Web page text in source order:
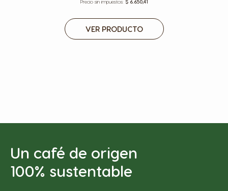
$ 6.650,41
VER PRODUCTO
Un café de origen
100% sustentable